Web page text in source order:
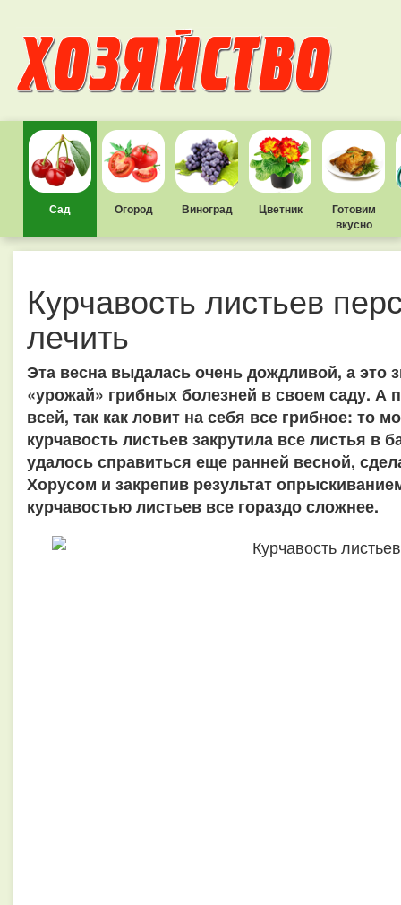
Сад Огород Виноград Цветник
Готовим
вкусно
Курчавость листьев
лечить
Эта весна выдалась очень дождливой, а это
«урожай» грибных болезней в своем саду. А
всей, так как ловит на себя все грибное: то
курчавость листьев закрутила все листья в
удалось справиться еще ранней весной,
Хорусом и закрепив результат
курчавостью листьев все гораздо сложнее.